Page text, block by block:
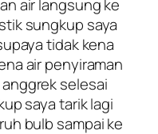
air langsung ke
sungkup saya
tidak kena
air penyiraman
selesai
saya tarik lagi
bulb sampai ke